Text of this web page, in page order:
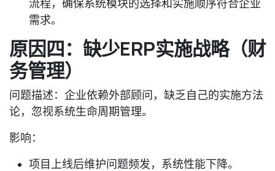
流程，确保系统模块的选择和实施顺序符合企业
需求。
原因四：缺少ERP实施战略（财
务管理）
问题描述：企业依赖外部顾问，缺乏自己的实施方法
论，忽视系统生命周期管理。
影响：
项目上线后维护问题频发，系统性能下降。